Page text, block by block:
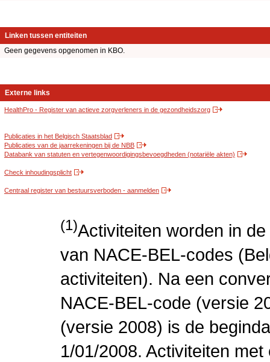
Linken tussen entiteiten
Geen gegevens opgenomen in KBO.
Externe links
HealthPro - Register van actieve zorgverleners in de gezondheidszorg
Publicaties in het Belgisch Staatsblad
Publicaties van de jaarrekeningen bij de NBB
Databank van statuten en vertegenwoordigingsbevoegdheden (notariële akten)
Check inhoudingsplicht
Centraal register van bestuursverboden - aanmelden
(1)Activiteiten worden in
van NACE-BEL-codes
activiteiten). Na een
NACE-BEL-code (versie
(versie 2008) is de
1/01/2008. Activiteiten